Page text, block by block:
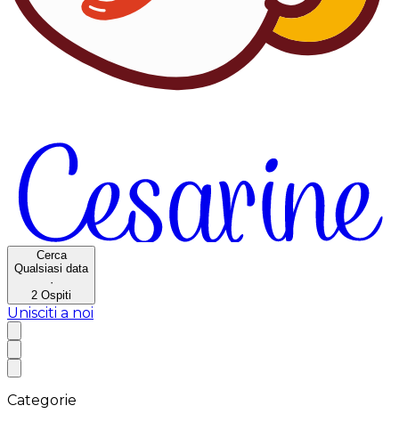
Cerca
Qualsiasi data
·
2 Ospiti
Unisciti a noi
Categorie